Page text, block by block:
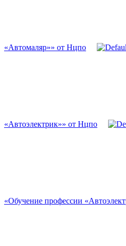
«Автомаляр»» от Нцпо
«Автоэлектрик»» от Нцпо
«Обучение профессии